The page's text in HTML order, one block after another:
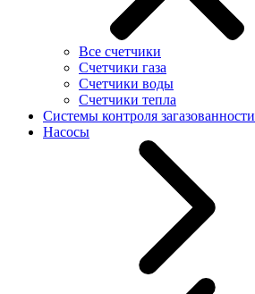
Все счетчики
Счетчики газа
Счетчики воды
Счетчики тепла
Системы контроля загазованности
Насосы